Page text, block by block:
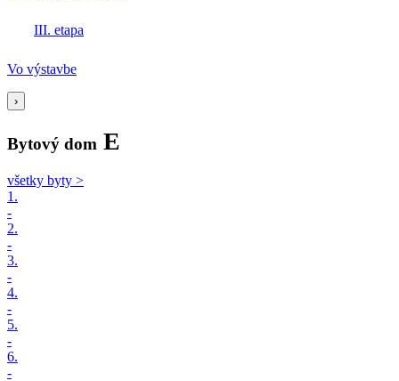
III. etapa
Vo výstavbe
›
Bytový dom E
všetky byty >
1.
-
2.
-
3.
-
4.
-
5.
-
6.
-